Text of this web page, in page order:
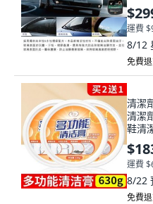
運費
8/12
免費
清潔
清潔
鞋清
水龍
了
運費
8/22
免費